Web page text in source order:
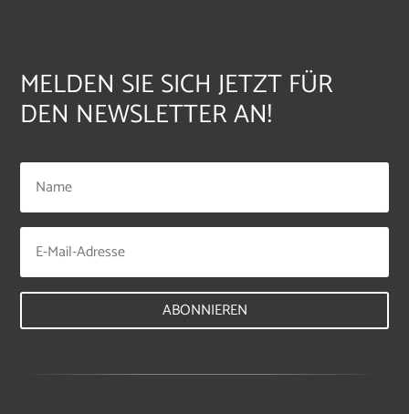
MELDEN SIE SICH JETZT FÜR
DEN NEWSLETTER AN!
ABONNIEREN